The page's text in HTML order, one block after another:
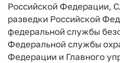
Российской Федерации,
разведки Российской
федеральной службы
Федеральной службы
Федерации и Главного